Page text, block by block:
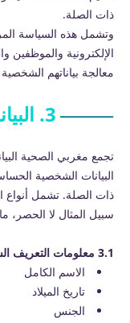
ذات الصلة.
وتشمل هذه السياسة
الإلكترونية والموظفين
معالجة بياناتهم
3. البيانات التي نجمعها
تجمع مغربي الصحية
البيانات الشخصية
ذات الصلة. تشمل أنواع
سبيل المثال لا الحصر،
3.1 معلومات التعريف الشخصية
الاسم الكامل
تاريخ الميلاد
الجنس